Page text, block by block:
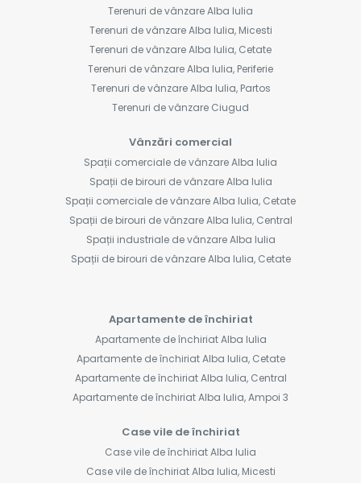
Terenuri de vânzare Alba Iulia
Terenuri de vânzare Alba Iulia, Micesti
Terenuri de vânzare Alba Iulia, Cetate
Terenuri de vânzare Alba Iulia, Periferie
Terenuri de vânzare Alba Iulia, Partos
Terenuri de vânzare Ciugud
Vânzări comercial
Spații comerciale de vânzare Alba Iulia
Spații de birouri de vânzare Alba Iulia
Spații comerciale de vânzare Alba Iulia, Cetate
Spații de birouri de vânzare Alba Iulia, Central
Spații industriale de vânzare Alba Iulia
Spații de birouri de vânzare Alba Iulia, Cetate
Apartamente de închiriat
Apartamente de închiriat Alba Iulia
Apartamente de închiriat Alba Iulia, Cetate
Apartamente de închiriat Alba Iulia, Central
Apartamente de închiriat Alba Iulia, Ampoi 3
Case vile de închiriat
Case vile de închiriat Alba Iulia
Case vile de închiriat Alba Iulia, Micesti